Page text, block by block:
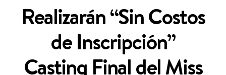
Realizarán “Sin Costos
de Inscripción”
Casting Final del Miss